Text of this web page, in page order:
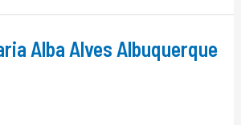
Alba Alves Albuquerque